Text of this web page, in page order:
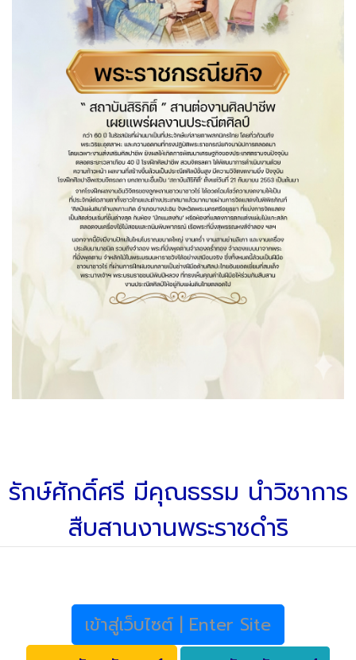
รักษ์ศักดิ์ศรี มีคุณธรรม นำวิชาการ
สืบสานงานพระราชดำริ
เข้าสู่เว็บไซต์ | Enter Site